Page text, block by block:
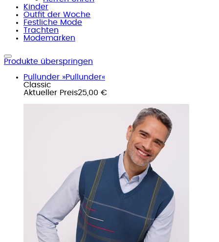
Kinder
Outfit der Woche
Festliche Mode
Trachten
Modemarken
Produkte überspringen
Pullunder »Pullunder«
Classic
Aktueller Preis25,00 €